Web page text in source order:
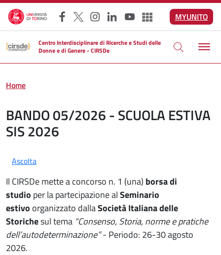
Salta al contenuto principale
Facebook
X Instagram
LinkedInYouTubeAltri social
MYUNITO
Centro Interdisciplinare di Ricerche e Studi delle
Donne e di Genere - CIRSDe
Home
BANDO 05/2026 - SCUOLA ESTIVA
SIS 2026
Ascolta
Il CIRSDe mette a concorso n. 1 (una) borsa di
studio per la partecipazione alSeminario
estivo organizzato dallaSocietà Italiana delle
Storichesul tema “Consenso, Storia, norme e pratiche
dell’autodeterminazione”- Periodo: 26-30 agosto
2026.